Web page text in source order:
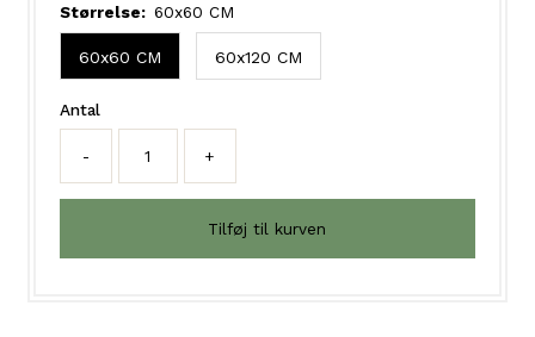
Størrelse: 60x60 CM
60x60 CM 60x120 CM
Antal
- +